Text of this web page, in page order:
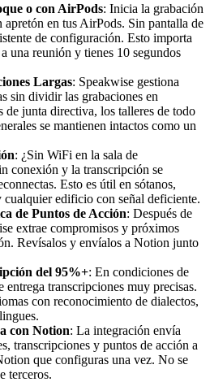
o con AirPods: Inicia la grabación
en tus AirPods. Sin pantalla de
de configuración. Esto importa
una reunión y tienes 10 segundos
Largas: Speakwise gestiona
sin dividir las grabaciones en
de junta directiva, los talleres de todo
se mantienen intactos como un
: ¿Sin WiFi en la sala de
conexión y la transcripción se
Esto es útil en sótanos,
cualquier edificio con señal deficiente.
de Puntos de Acción: Después de
extrae compromisos y próximos
Revísalos y envíalos a Notion junto
del 95%+: En condiciones de
entrega transcripciones muy precisas.
con reconocimiento de dialectos,
con Notion: La integración envía
transcripciones y puntos de acción a
que configuras una vez. No se
terceros.